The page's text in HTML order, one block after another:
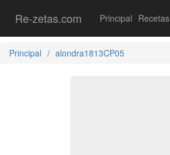
Re-zetas.com Principal Recetas
Principal alondra1813CP05